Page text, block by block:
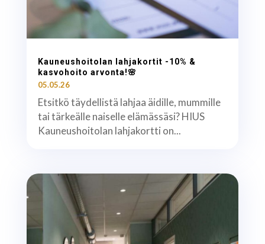
Kauneushoitolan lahjakortit -10% &
kasvohoito arvonta!🌸
05.05.26
Etsitkö täydellistä lahjaa äidille, mummille
tai tärkeälle naiselle elämässäsi? HIUS
Kauneushoitolan lahjakortti on...